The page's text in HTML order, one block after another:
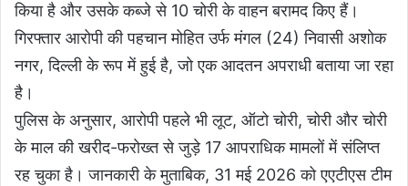
किया है और उसके कब्जे से 10 चोरी के वाहन बरामद किए हैं।
गिरफ्तार आरोपी की पहचान मोहित उर्फ मंगल (24) निवासी अशोक
नगर, दिल्ली के रूप में हुई है, जो एक आदतन अपराधी बताया जा रहा
है।
पुलिस के अनुसार, आरोपी पहले भी लूट, ऑटो चोरी, चोरी और चोरी
के माल की खरीद-फरोख्त से जुड़े 17 आपराधिक मामलों में संलिप्त
रह चुका है। जानकारी के मुताबिक, 31 मई 2026 को एएटीएस टीम